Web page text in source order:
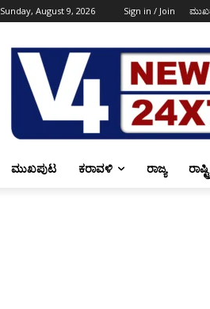
Sunday, August 9, 2026 Sign in / Join
ಮುಖಪುಟ ಕರಾವಳಿ ರಾಜ್ಯ